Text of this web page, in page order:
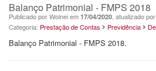
Balanço Patrimonial - FMPS 2018
Publicado por Wolnei em 17/04/2020 , atualizado
Categoria: Prestação de Contas Previdência
Balanço Patrimonial - FMPS 2018.